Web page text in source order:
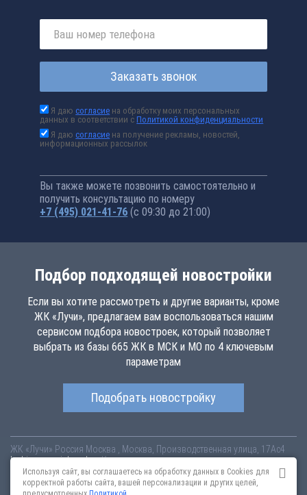
Заказать звонок
Я даюсогласие на обработку моих персональных
данных в соответствии сПолитикой конфиденциальности
Я даюсогласие на получение рекламы, новостей,
информационных рассылок
Вы также можете позвонить самостоятельно и
получить консультацию по номеру
+7 (495) 021-41-76 (с 09:30 до 21:00)
Подбор подходящей новостройки
Если вы хотите рассмотреть и другие варианты, кроме
ЖК «Лучи», предлагаем вам воспользоваться нашим
сервисом подбора новостроек, который позволяет
выбрать из базы 665 ЖК в МСК и МО по 4 ключевым
параметрам
Подобрать новостройку
ЖК «Лучи» Россия Москва
, Москва, Производственная улица, 17Ас4
luchi.novopoisk.msk.ruКупить квартиру в новом жилом комплексе
«Лучи» от «ЛСР. Недвижимость - Москва» в районе Солнцево. Квартиры
различных планировок от 7.57 млн рублей!
Используя сайт, вы соглашаетесь на обработку данных в Cookies для
корректной работы сайта, вашей персонализации и других целей,